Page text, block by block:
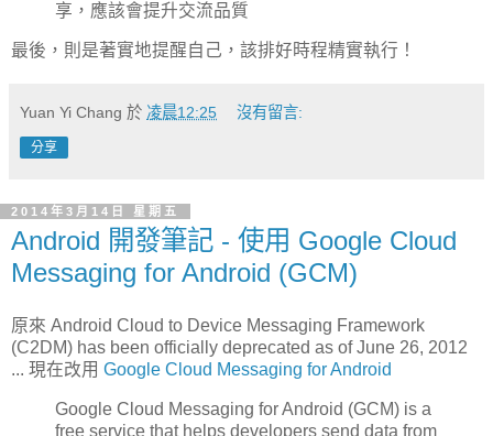
享，應該會提升交流品質
最後，則是著實地提醒自己，該排好時程精實執行！
Yuan Yi Chang 於 凌晨12:25 沒有留言:
分享
2014年3月14日 星期五
Android 開發筆記 - 使用 Google Cloud
Messaging for Android (GCM)
原來 Android Cloud to Device Messaging Framework
(C2DM) has been officially deprecated as of June 26, 2012
... 現在改用 Google Cloud Messaging for Android
Google Cloud Messaging for Android (GCM) is a
free service that helps developers send data from